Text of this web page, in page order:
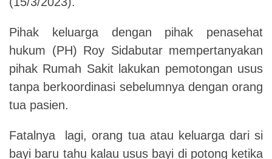
Pihak keluarga dengan pihak penasehat
hukum (PH) Roy Sidabutar mempertanyakan
pihak Rumah Sakit lakukan pemotongan usus
tanpa berkoordinasi sebelumnya dengan orang
tua pasien.
Fatalnya lagi, orang tua atau keluarga dari si
bayi baru tahu kalau usus bayi di potong ketika